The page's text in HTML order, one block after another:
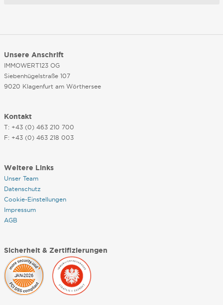
Unsere Anschrift
IMMOWERT123 OG
Siebenhügelstraße 107
9020 Klagenfurt am Wörthersee
Kontakt
T: +43 (0) 463 210 700
F: +43 (0) 463 218 003
Weitere Links
Unser Team
Datenschutz
Cookie-Einstellungen
Impressum
AGB
Sicherheit & Zertifizierungen